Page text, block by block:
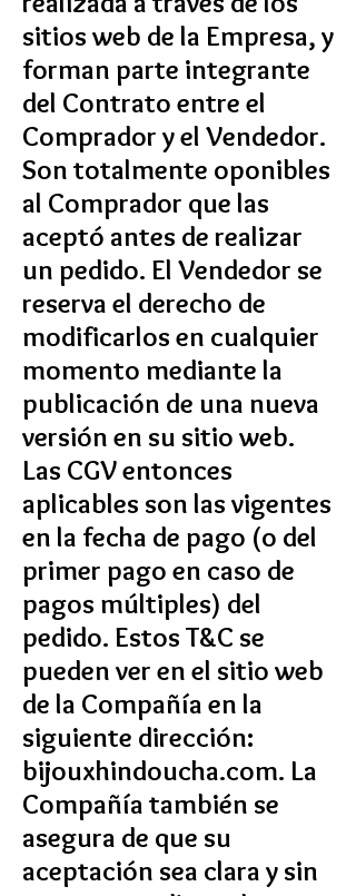
sitios web de la Empresa, y
forman parte integrante
del Contrato entre el
Comprador y el Vendedor.
Son totalmente oponibles
al Comprador que las
aceptó antes de realizar
un pedido. El Vendedor se
reserva el derecho de
modificarlos en cualquier
momento mediante la
publicación de una nueva
versión en su sitio web.
Las CGV entonces
aplicables son las vigentes
en la fecha de pago (o del
primer pago en caso de
pagos múltiples) del
pedido. Estos T&C se
pueden ver en el sitio web
de la Compañía en la
siguiente dirección:
bijouxhindoucha.com. La
Compañía también se
asegura de que su
aceptación sea clara y sin